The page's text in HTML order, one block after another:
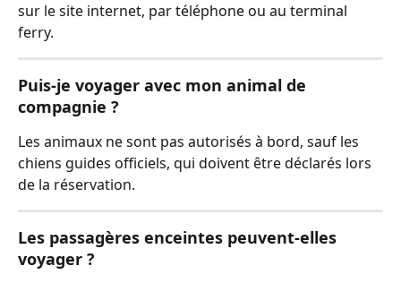
sur le site internet, par téléphone ou au terminal
ferry.
Puis-je voyager avec mon animal de
compagnie ?
Les animaux ne sont pas autorisés à bord, sauf les
chiens guides officiels, qui doivent être déclarés lors
de la réservation.
Les passagères enceintes peuvent-elles
voyager ?